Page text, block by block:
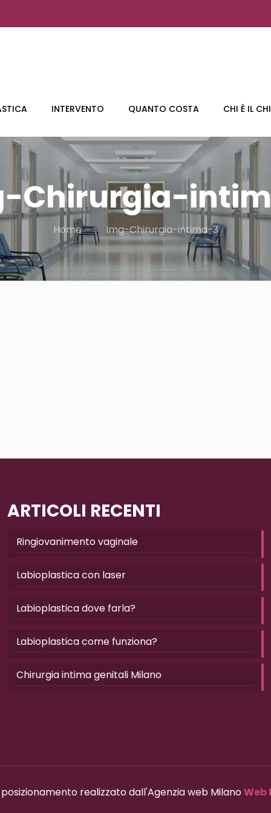
INTERVENTO QUANTO COSTA CHI È IL
Chirurgia-
Home Img-Chirurgia-intima-3
ARTICOLI RECENTI
Ringiovanimento vaginale
Labioplastica con laser
Labioplastica dove farla?
Labioplastica come funziona?
Chirurgia intima genitali Milano
realizzato dall'Agenzia web MilanoWeb